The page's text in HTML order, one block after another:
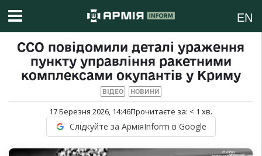
EN
ССО повідомили деталі ураження
пункту управління ракетними
комплексами окупантів у Криму
ВІДЕО НОВИНИ
17 Березня 2026, 14:46Прочитаєте за: < 1 хв.
Слідкуйте за АрміяInform в Google